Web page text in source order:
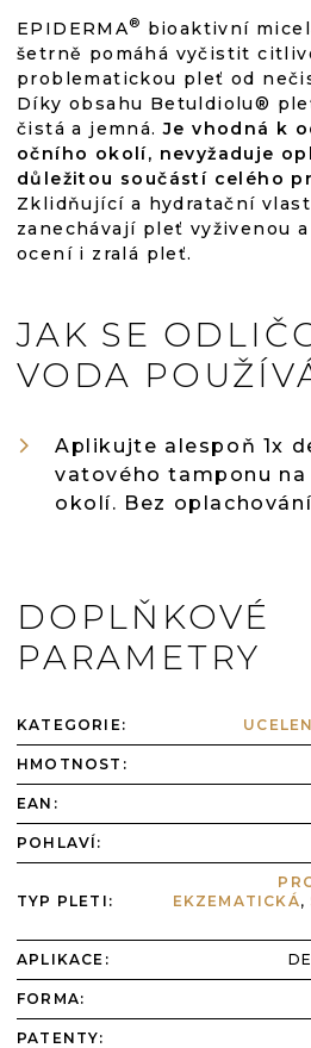
EPIDERMA®
bioaktivní
šetrně pomáhá vyčistit
problematickou pleť od
Díky obsahu Betuldiolu®
čistá a jemná.Je vhodná k
očního okolí, nevyžaduje
důležitou součástí celého
Zklidňující a hydratační
zanechávají pleť vyživenou
ocení i zralá pleť.
JAK SE
VODA
Aplikujte alespoň 1x
vatového tamponu
okolí. Bez
DOPLŇKOVÉ
PARAMETRY
KATEGORIE :
HMOTNOST :
EAN :
POHLAVÍ :
TYP PLETI :
EKZEMATICKÁ,
APLIKACE :
FORMA:
PATENTY: